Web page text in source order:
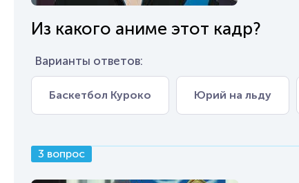
Из какого аниме этот кадр?
Варианты ответов:
Баскетбол Куроко Юрий на льду
3 вопрос